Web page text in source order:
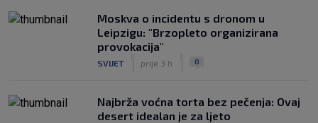
Moskva o incidentu s dronom u
Leipzigu: "Brzopleto organizirana
provokacija"
SVIJET prije 3 h 0
Najbrža voćna torta bez pečenja: Ovaj
desert idealan je za ljeto